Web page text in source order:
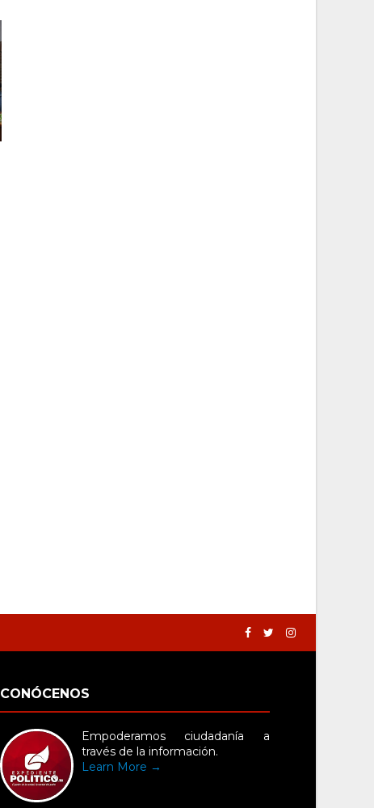
CONÓCENOS
Empoderamos ciudadanía a
través de la información.
Learn More →